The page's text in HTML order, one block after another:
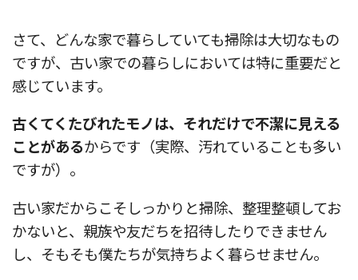
さて、どんな家で暮らしていても掃除は大切なもの
ですが、古い家での暮らしにおいては特に重要だと
感じています。
古くてくたびれたモノは、それだけで不潔に見える
ことがあるからです（実際、汚れていることも多い
ですが）。
古い家だからこそしっかりと掃除、整理整頓してお
かないと、親族や友だちを招待したりできません
し、そもそも僕たちが気持ちよく暮らせません。